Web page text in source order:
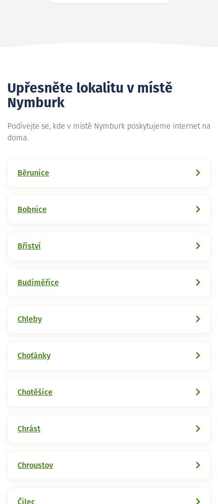
Upřesněte lokalitu v místě
Nymburk
Podívejte se, kde v místě Nymburk poskytujeme internet na
doma.
Běrunice
Bobnice
Bříství
Budiměřice
Chleby
Choťánky
Chotěšice
Chrást
Chroustov
Čilec